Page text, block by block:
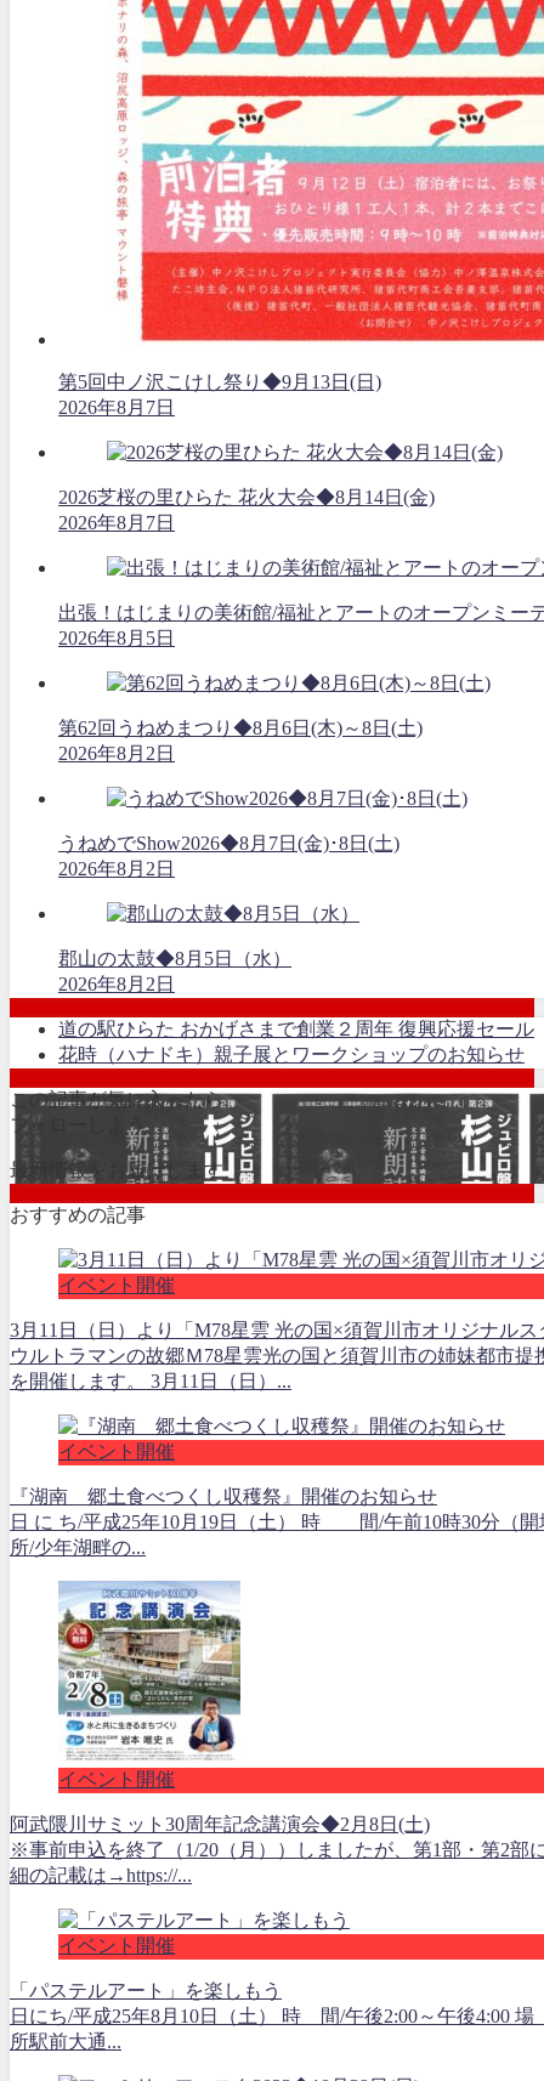
第5回中ノ沢こけし祭り◆9月13日(日)
2026年8月7日
2026芝桜の里ひらた 花火大会◆8月14日(金)
2026年8月7日
出張！はじまりの美術館/福祉とアートのオープンミー
2026年8月5日
第62回うねめまつり◆8月6日(木)～8日(土)
2026年8月2日
うねめでShow2026◆8月7日(金)･8日(土)
2026年8月2日
郡山の太鼓◆8月5日（水）
2026年8月2日
道の駅ひらた おかげさまで創業２周年 復興応援セール
花時（ハナドキ）親子展とワークショップのお知らせ
この記事が気に入ったら
フォローしよう
最新情報をお届けします
おすすめの記事
イベント開催
3月11日（日）より「M78星雲 光の国×須賀川市オリジナル
ウルトラマンの故郷Ｍ78星雲光の国と須賀川市の姉妹都市
を開催します。 3月11日（日）...
イベント開催
『湖南 郷土食べつくし収穫祭』開催のお知らせ
日 に ち/平成25年10月19日（土） 時 間/午前10時30分
所/少年湖畔の...
イベント開催
阿武隈川サミット30周年記念講演会◆2月8日(土)
※事前申込を終了（1/20（月））しましたが、第1部・第2
細の記載は→https://...
イベント開催
「パステルアート」を楽しもう
日にち/平成25年8月10日（土） 時 間/午後2:00～午後4:00
所駅前大通...